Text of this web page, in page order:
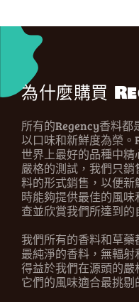
為什麼購買
所有的Regency香料都
以口味和新鮮度為榮
世界上最好的品種中精
嚴格的測試，我們只
料的形式銷售，以便
時能夠提供最佳的風
查並欣賞我們所達到的
我們所有的香料和草
最純淨的香料，無輻
得益於我們在源頭的
它們的風味適合最挑剔